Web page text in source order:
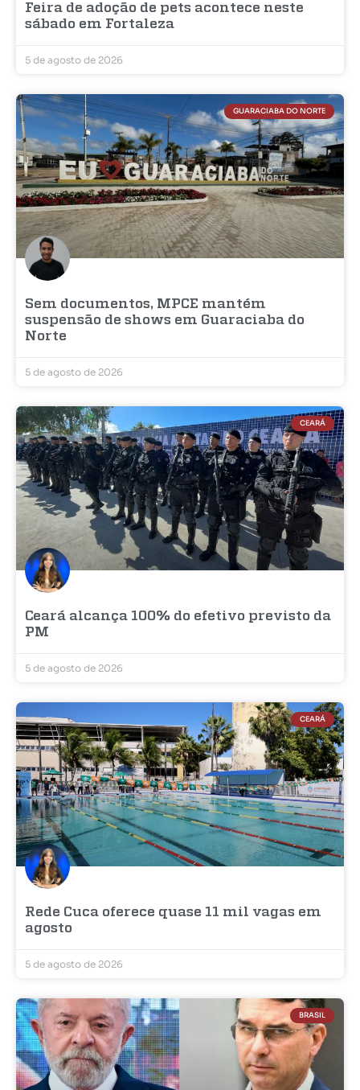
Feira de adoção de pets acontece neste
sábado em Fortaleza
5 de agosto de 2026
GUARACIABA DO NORTE
Sem documentos, MPCE mantém
suspensão de shows em Guaraciaba do
Norte
5 de agosto de 2026
CEARÁ
Ceará alcança 100% do efetivo previsto da
PM
5 de agosto de 2026
CEARÁ
Rede Cuca oferece quase 11 mil vagas em
agosto
5 de agosto de 2026
BRASIL